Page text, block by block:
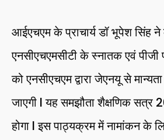
आईएचएम के प्राचार्य डॉ भूपेश सिंह
एनसीएचएमसीटी के स्नातक एवं पीजी
को एनसीएचएम द्वारा जेएनयू से मान्यता
जाएगी l यह समझौता शैक्षणिक
होगा l इस पाठ्यक्रम में नामांकन के